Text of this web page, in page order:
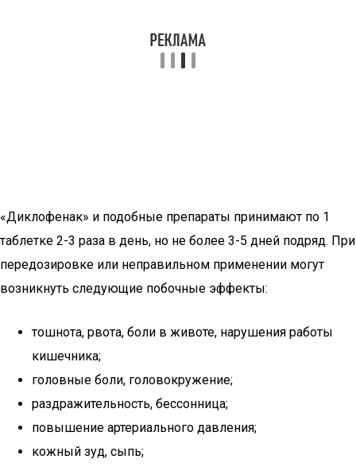
«Диклофенак» и подобные препараты принимают по 1
таблетке 2-3 раза в день, но не более 3-5 дней подряд. При
передозировке или неправильном применении могут
возникнуть следующие побочные эффекты:
тошнота, рвота, боли в животе, нарушения работы
кишечника;
головные боли, головокружение;
раздражительность, бессонница;
повышение артериального давления;
кожный зуд, сыпь;